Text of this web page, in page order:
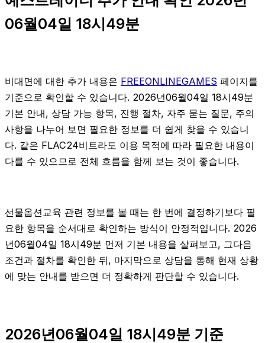
06월04일 18시49분
비대면에 대한 추가 내용은 FREEONLINEGAMES 페이지를
기준으로 확인할 수 있습니다. 2026년06월04일 18시49분
기본 안내, 상담 가능 항목, 진행 절차, 자주 묻는 질문, 주의
사항을 나누어 보면 필요한 정보를 더 쉽게 찾을 수 있습니
다. 같은 FLAC24비트라도 이용 목적에 따라 필요한 내용이
다를 수 있으므로 전체 흐름을 함께 보는 것이 좋습니다.
선물옵션교육 관련 정보를 볼 때는 한 번에 결정하기보다 필
요한 항목을 순서대로 확인하는 방식이 안정적입니다. 2026
년06월04일 18시49분 먼저 기본 내용을 살펴보고, 그다음
조건과 절차를 확인한 뒤, 마지막으로 상담을 통해 현재 상황
에 맞는 안내를 받으면 더 정확하게 판단할 수 있습니다.
2026년06월04일 18시49분 기준